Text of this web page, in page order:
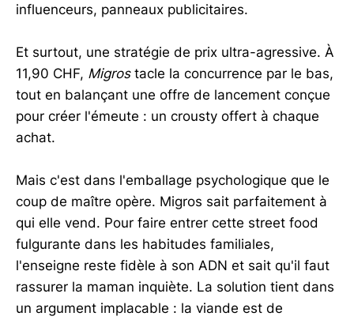
influenceurs, panneaux publicitaires.
Et surtout, une stratégie de prix ultra-agressive. À
11,90 CHF, Migros tacle la concurrence par le bas,
tout en balançant une offre de lancement conçue
pour créer l'émeute : un crousty offert à chaque
achat.
Mais c'est dans l'emballage psychologique que le
coup de maître opère. Migros sait parfaitement à
qui elle vend. Pour faire entrer cette street food
fulgurante dans les habitudes familiales,
l'enseigne reste fidèle à son ADN et sait qu'il faut
rassurer la maman inquiète. La solution tient dans
un argument implacable : la viande est de